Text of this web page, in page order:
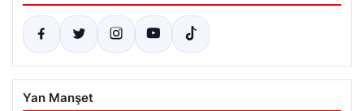
Yan Manşet